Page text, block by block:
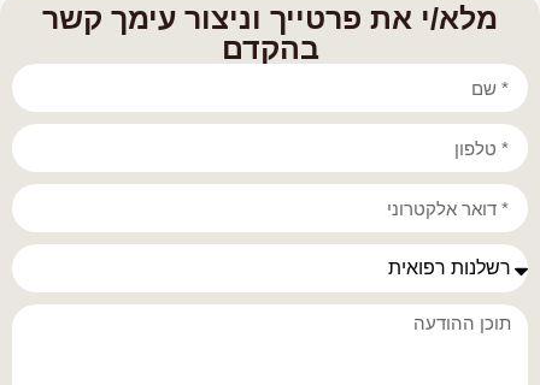
מלא/י את פרטייך וניצור עימך קשר
בהקדם